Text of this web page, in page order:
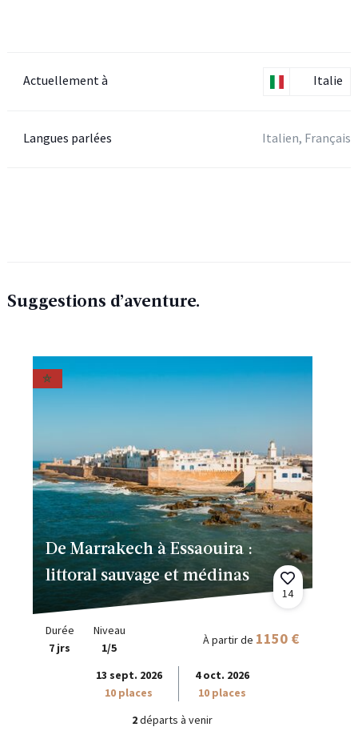
Actuellement à Italie
Langues parlées Italien, Français
Suggestions d’aventure.
De Marrakech à Essaouira :
littoral sauvage et médinas
14
Durée
7 jrs
Niveau
1/5
À partir de 1150 €
13 sept. 2026
10 places
4 oct. 2026
10 places
2départs à venir